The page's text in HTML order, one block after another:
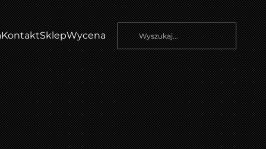
KontaktSklepWycena